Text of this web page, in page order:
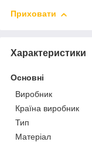
Приховати
Характеристики
Основні
Виробник
Країна виробник
Тип
Матеріал